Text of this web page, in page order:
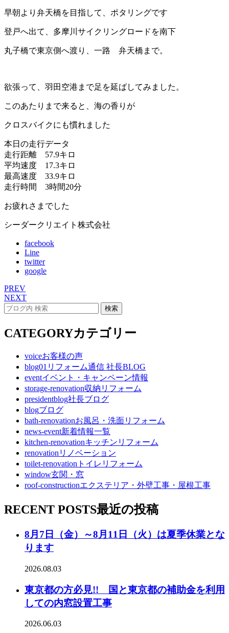
早朝より弁天橋を目指して、ポタリングです
登戸へ出て、多摩川サイクリングロードを南下
丸子橋で東京側へ渡り、一路 弁天橋まで。
欲張って、羽田空港まで足を延ばしてみました。
このあたりまで来ると、海の香りが
クロスバイクにも慣れました
本日の走行データ
走行距離 57.9キロ
平均速度 17.3キロ
最高速度 33.9キロ
走行時間 3時間20分
お疲れさまでした
シーダークリエイト株式会社
facebook
Line
twitter
google
PREV
NEXT
CATEGORYカテゴリー
voiceお客様の声
blog01 リフォーム通信 社長BLOG
eventイベント・キャンペーン情報
storage-renovation収納リフォーム
presidentblog社長ブログ
blogブログ
bath-renovationお風呂・洗面リフォーム
news-event新着情報一覧
kitchen-renovationキッチンリフォーム
renovationリノベーション
toilet-renovation トイレリフォーム
window玄関・窓
roof-constructionエクステリア・外壁工事・屋根工事
RECENT POSTS最近の投稿
8月7日（金）～8月11日（火）は夏季休業とな
ります
2026.08.03
東京都の方必見!! 国と東京都の補助金を利用
しての内窓設置工事
2026.06.03